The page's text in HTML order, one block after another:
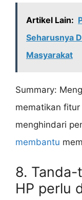
Artikel Lain:
Seharusnya
Masyarakat
Summary:
mematikan
menghindari
membantu
8.
HP perlu